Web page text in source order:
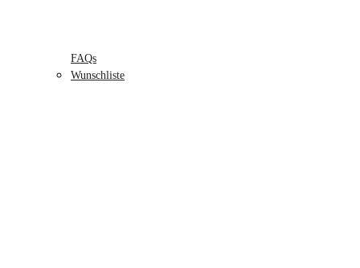
FAQs
Wunschliste